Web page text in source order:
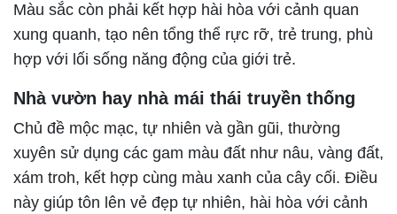
Màu sắc còn phải kết hợp hài hòa với cảnh quan
xung quanh, tạo nên tổng thể rực rỡ, trẻ trung, phù
hợp với lối sống năng động của giới trẻ.
Nhà vườn hay nhà mái thái truyền thống
Chủ đề mộc mạc, tự nhiên và gần gũi, thường
xuyên sử dụng các gam màu đất như nâu, vàng đất,
xám troh, kết hợp cùng màu xanh của cây cối. Điều
này giúp tôn lên vẻ đẹp tự nhiên, hài hòa với cảnh